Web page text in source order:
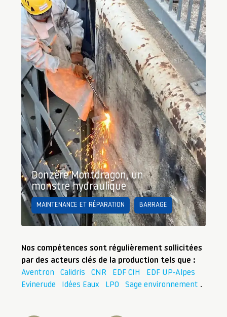
Donzère Montdragon, un
monstre hydraulique
MAINTENANCE ET RÉPARATION BARRAGE
Nos compétences sont régulièrement sollicitées
par des acteurs clés de la production tels que :
Aventron
Calidris CNR EDF CIH
EDF UP-Alpes
Evinerude
Idées Eaux LPO Sage environnement .